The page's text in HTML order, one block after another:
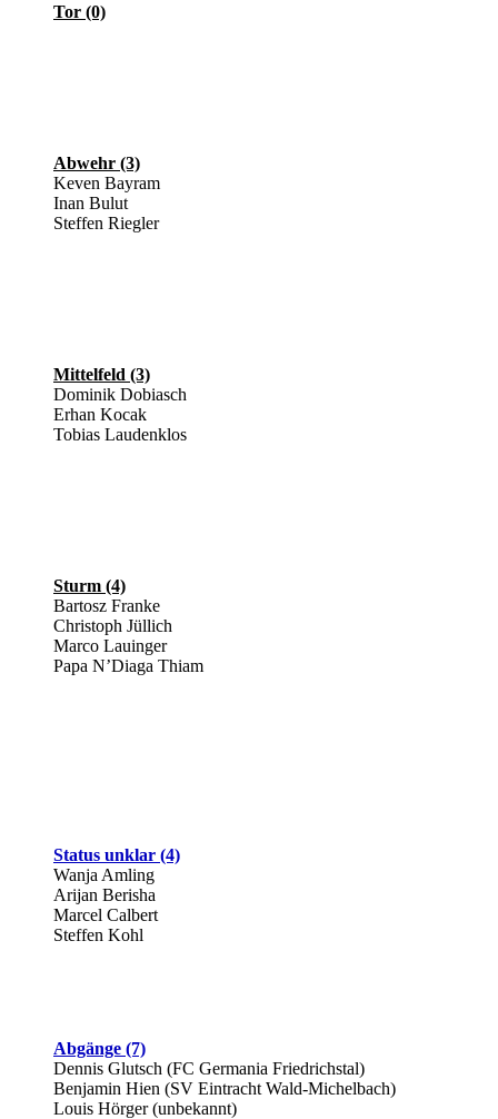
Tor (0)
Abwehr (3)
Keven Bayram
Inan Bulut
Steffen Riegler
Mittelfeld (3)
Dominik Dobiasch
Erhan Kocak
Tobias Laudenklos
Sturm (4)
Bartosz Franke
Christoph Jüllich
Marco Lauinger
Papa N’Diaga Thiam
Status unklar (4)
Wanja Amling
Arijan Berisha
Marcel Calbert
Steffen Kohl
Abgänge (7)
Dennis Glutsch (FC Germania Friedrichstal)
Benjamin Hien (SV Eintracht Wald-Michelbach)
Louis Hörger (unbekannt)